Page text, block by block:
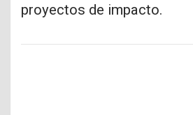
proyectos de impacto.